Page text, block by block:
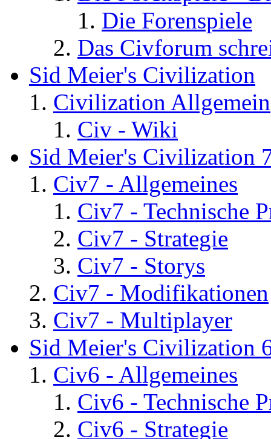
Die Forenspiele
Das Civforum
Sid Meier's Civilization
Civilization Allgemein
Civ - Wiki
Sid Meier's Civilization
Civ7 - Allgemeines
Civ7 - Technische
Civ7 - Strategie
Civ7 - Storys
Civ7 - Modifikationen
Civ7 - Multiplayer
Sid Meier's Civilization
Civ6 - Allgemeines
Civ6 - Technische
Civ6 - Strategie